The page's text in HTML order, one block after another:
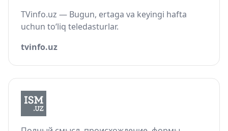
TVinfo.uz — Bugun, ertaga va keyingi hafta
uchun to‘liq teledasturlar.
tvinfo.uz